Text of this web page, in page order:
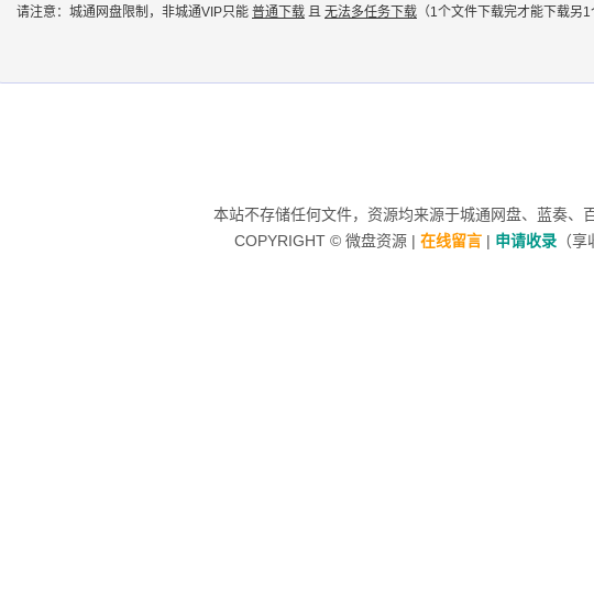
请注意： 城通网盘限制，非城通VIP只能 普通下载 且 无法多任务下载 （1个文件下载完才能下载另1
本站不存储任何文件，资源均来源于城通网盘、蓝奏、
COPYRIGHT © 微盘资源| 在线留言| 申请收录（享